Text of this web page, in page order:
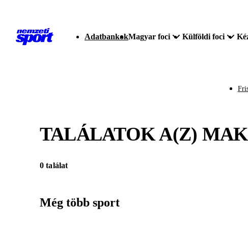
AdatbankokMagyar foci Külföldi foci
TALÁLATOK A(Z)
0 találat
Még több sport